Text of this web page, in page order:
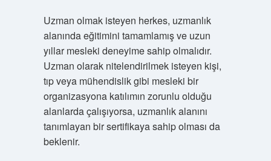
Uzman olmak isteyen herkes, uzmanlık
alanında eğitimini tamamlamış ve uzun
yıllar mesleki deneyime sahip olmalıdır.
Uzman olarak nitelendirilmek isteyen kişi,
tıp veya mühendislik gibi mesleki bir
organizasyona katılımın zorunlu olduğu
alanlarda çalışıyorsa, uzmanlık alanını
tanımlayan bir sertifikaya sahip olması da
beklenir.